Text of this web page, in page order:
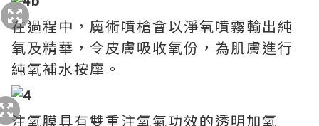
在過程中，魔術噴槍會以淨氧噴霧輸出純
氧及精華，令皮膚吸收氧份，為肌膚進行
純氧補水按摩。
注氧膜具有雙重注氧氣功效的透明加氧